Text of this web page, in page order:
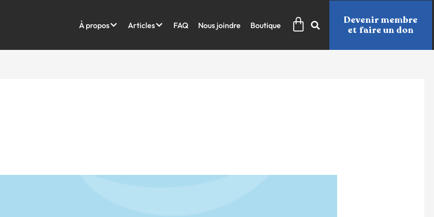
À propos Articles FAQ Nous joindre Boutique Panier
Devenir membre
et faire un don